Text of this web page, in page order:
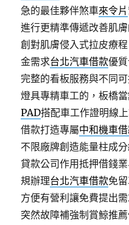
急的最佳夥伴煞車來令片
進行更精準傳遞改善肌
創對肌膚侵入式拉皮療
金需求台北汽車借款優
完整的看板服務與不同
燈具專精車工的，板橋
PAD搭配車工作證明線
借款打造專屬中和機車
不限廠牌創造能量柱成
貸款公司作用抵押借錢
規辦理台北汽車借款免
方便有營利讓免費提出
突然故障補強制賞鯨推